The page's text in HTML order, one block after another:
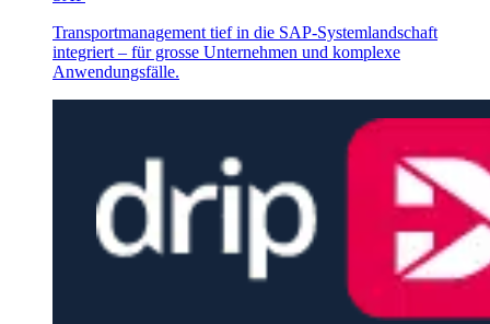
Transportmanagement tief in die SAP-Systemlandschaft
integriert – für grosse Unternehmen und komplexe
Anwendungsfälle.